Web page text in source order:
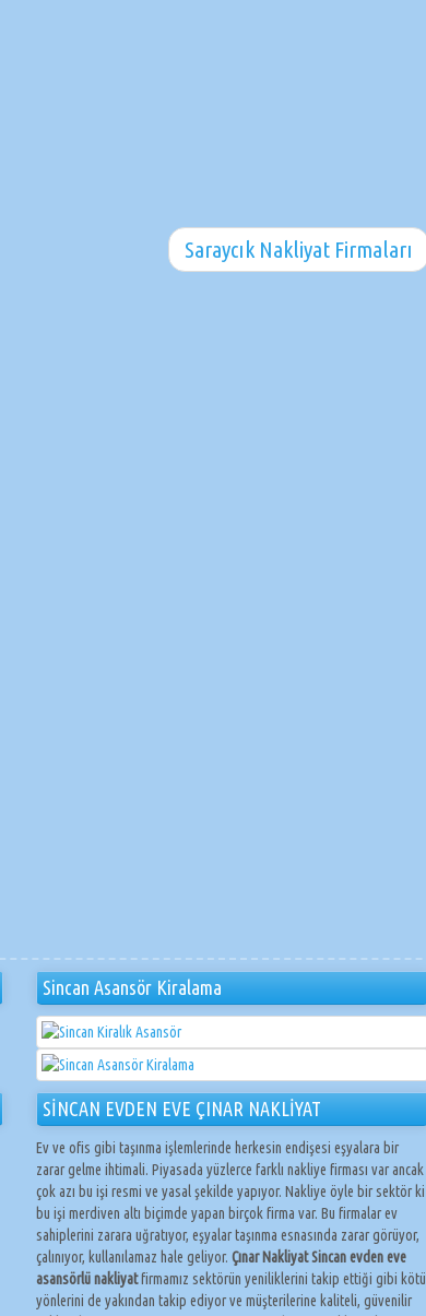
Saraycık Nakliyat Firmaları
Sincan Asansör Kiralama
SİNCAN EVDEN EVE ÇINAR NAKLİYAT
Ev ve ofis gibi taşınma işlemlerinde herkesin endişesi eşyalara bir
zarar gelme ihtimali. Piyasada yüzlerce farklı nakliye firması var ancak
çok azı bu işi resmi ve yasal şekilde yapıyor. Nakliye öyle bir sektör ki
bu işi merdiven altı biçimde yapan birçok firma var. Bu firmalar ev
sahiplerini zarara uğratıyor, eşyalar taşınma esnasında zarar görüyor,
çalınıyor, kullanılamaz hale geliyor. Çınar Nakliyat Sincan evden eve
asansörlü nakliyatfirmamız sektörün yeniliklerini takip ettiği gibi kötü
yönlerini de yakından takip ediyor ve müşterilerine kaliteli, güvenilir